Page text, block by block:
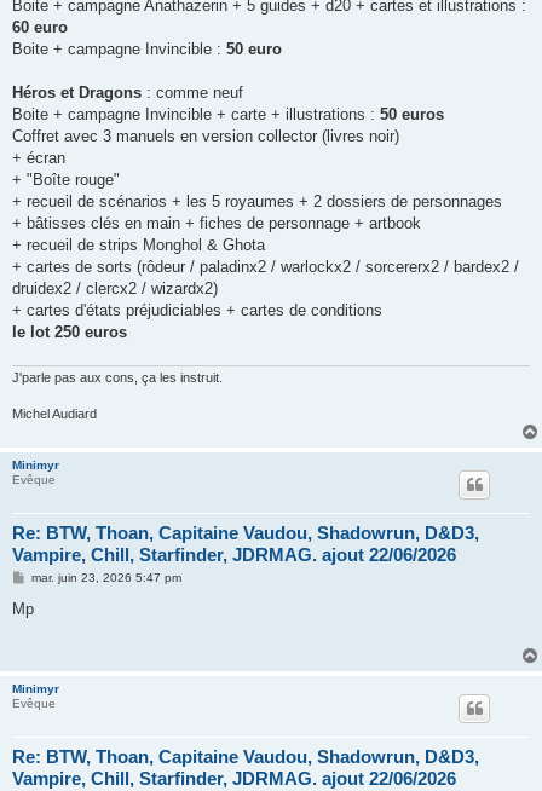
Boite + campagne Anathazerin + 5 guides + d20 + cartes et illustrations :
60 euro
Boite + campagne Invincible : 50 euro
Héros et Dragons : comme neuf
Boite + campagne Invincible + carte + illustrations : 50 euros
Coffret avec 3 manuels en version collector (livres noir)
+ écran
+ "Boîte rouge"
+ recueil de scénarios + les 5 royaumes + 2 dossiers de personnages
+ bâtisses clés en main + fiches de personnage + artbook
+ recueil de strips Monghol & Ghota
+ cartes de sorts (rôdeur / paladinx2 / warlockx2 / sorcererx2 / bardex2 /
druidex2 / clercx2 / wizardx2)
+ cartes d'états préjudiciables + cartes de conditions
le lot 250 euros
J'parle pas aux cons, ça les instruit.
Michel Audiard
Minimyr
Evêque
Re: BTW, Thoan, Capitaine Vaudou, Shadowrun, D&D3,
Vampire, Chill, Starfinder, JDRMAG. ajout 22/06/2026
M
s
s
mar. juin 23, 2026 5:47 pm
Mp
Minimyr
Evêque
Re: BTW, Thoan, Capitaine Vaudou, Shadowrun, D&D3,
Vampire, Chill, Starfinder, JDRMAG. ajout 22/06/2026